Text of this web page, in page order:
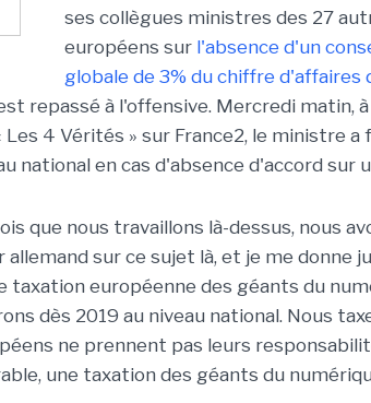
ses collègues ministres des 27
européens sur l'absence d'un
globale de 3% du chiffre d'affaires
repassé à l'offensive. Mercredi matin,
Les 4 Vérités » sur France2, le ministre
national en cas d'absence d'accord sur
que nous travaillons là-dessus, nous
allemand sur ce sujet là, et je me donne
taxation européenne des géants du
dès 2019 au niveau national. Nous
ne prennent pas leurs
une taxation des géants du